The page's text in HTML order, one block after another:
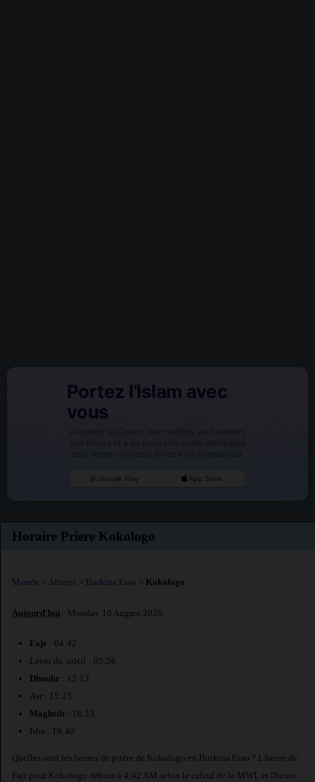
Portez l'Islam avec
vous
Accédez au Coran, aux Hadiths, au Tasbeeh,
aux Douas et à de puissants outils islamiques
pour rester connecté à votre foi chaque jour.
Google Play App Store
Horaire Priere Kokologo
Monde > Afrique > Burkina Faso > Kokologo
Aujourd'hui : Monday 10 August 2026
Fajr : 04:42
Lever du soleil : 05:56
Dhouhr : 12:13
Asr : 15:25
Maghrib : 18:33
Isha : 19:40
Quelles sont les heures de prière de Kokologo en Burkina Faso ? L'heure de
Fajr pour Kokologo débute à 4:42 AM selon le calcul de la MWL et l'heure